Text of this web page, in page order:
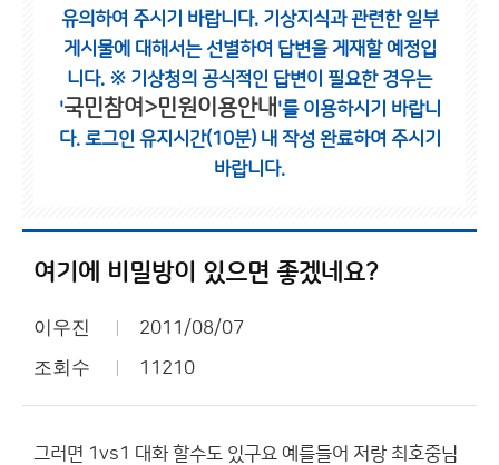
유의하여 주시기 바랍니다. 기상지식과 관련한 일부
게시물에 대해서는 선별하여 답변을 게재할 예정입
니다. ※ 기상청의 공식적인 답변이 필요한 경우는
'국민참여>민원이용안내 '를 이용하시기 바랍니
다. 로그인 유지시간(10분) 내 작성 완료하여 주시기
바랍니다.
여기에 비밀방이 있으면 좋겠네요?
이우진 2011/08/07
조회수 11210
그러면 1vs1 대화 할수도 있구요 예를들어 저랑 최호중님